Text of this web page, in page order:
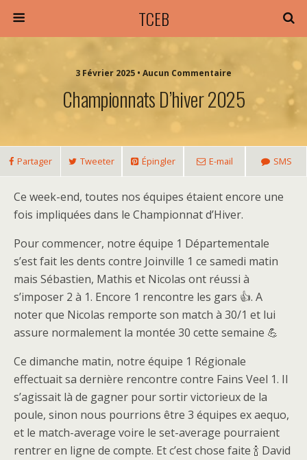
TCEB
3 Février 2025 • Aucun Commentaire
Championnats D’hiver 2025
Partager Tweeter Épingler E-mail SMS
Ce week-end, toutes nos équipes étaient encore une
fois impliquées dans le Championnat d’Hiver.
Pour commencer, notre équipe 1 Départementale
s’est fait les dents contre Joinville 1 ce samedi matin
mais Sébastien, Mathis et Nicolas ont réussi à
s’imposer 2 à 1. Encore 1 rencontre les gars 👍. A
noter que Nicolas remporte son match à 30/1 et lui
assure normalement la montée 30 cette semaine 💪
Ce dimanche matin, notre équipe 1 Régionale
effectuait sa dernière rencontre contre Fains Veel 1. Il
s’agissait là de gagner pour sortir victorieux de la
poule, sinon nous pourrions être 3 équipes ex aequo,
et le match-average voire le set-average pourraient
rentrer en ligne de compte. Et c’est chose faite 🍾 David